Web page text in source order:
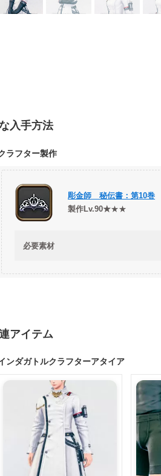
入手方法
ラフター製作
彫金師 秘伝書：第10巻
製作Lv.90★★★
必要素材
アイテム
ンダガトルクラフターアタイア